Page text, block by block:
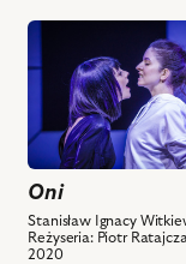
przejdź
do
obiektu
Na
zdjęciu:
Kaja
Kozłowska
–
Oni
Stanisław Ignacy
Reżyseria: Piotr
2020